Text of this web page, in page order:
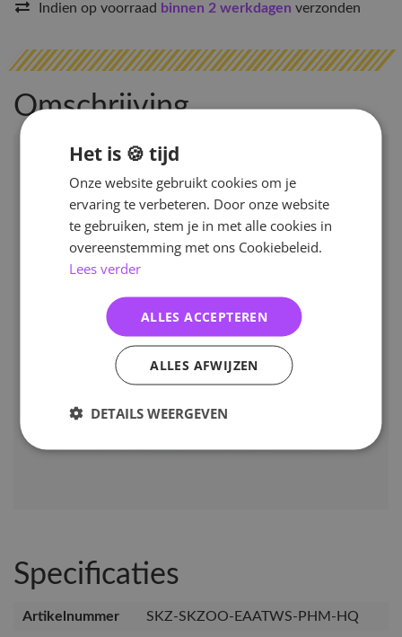
Indien op voorraad binnen 2 werkdagen verzonden
Omschrijving
Specificaties
Artikelnummer
SKZ-SKZOO-EAATWS-PHM-HQ
Het is 🍪 tijd
Onze website gebruikt cookies om je
ervaring te verbeteren. Door onze website
te gebruiken, stem je in met alle cookies in
overeenstemming met ons Cookiebeleid.
Lees verder
ALLES ACCEPTEREN
ALLES AFWIJZEN
DETAILS WEERGEVEN